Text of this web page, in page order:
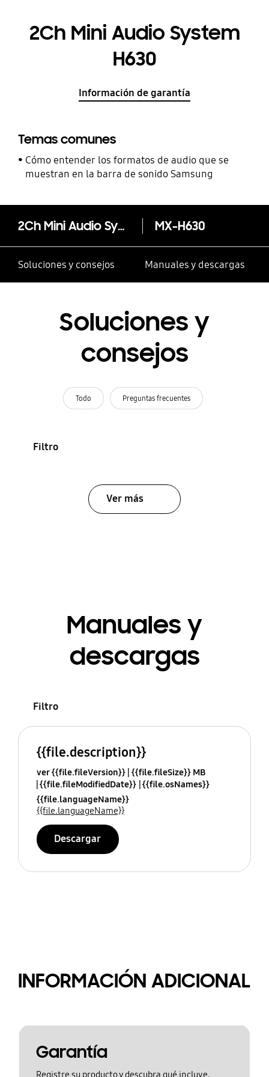
2Ch Mini Audio System
H630
Información de garantía
Temas comunes
Cómo entender los formatos de audio que se
muestran en la barra de sonido Samsung
2Ch Mini Audio System H630 MX-H630
Soluciones y consejos Manuales y descargas
Soluciones y
consejos
Todo Preguntas frecuentes
Filtro
Ver más
Manuales y
descargas
Filtro
{{file.description}}
ver {{file.fileVersion}} {{file.fileSize}} MB
{{file.fileModifiedDate}} {{file.osNames}}
{{file.languageName}}
{{file.languageName}}
Descargar
INFORMACIÓN ADICIONAL
Garantía
Registre su producto y descubra qué incluye.